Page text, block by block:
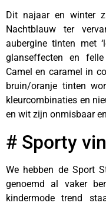
Dit najaar en winter
Nachtblauw ter
aubergine tinten met
glanseffecten en
Camel en caramel in
bruin/oranje tinten
kleurcombinaties en
en wit zijn onmisbaar
# Sporty
We hebben de Sport
genoemd al vaker
kindermode trend